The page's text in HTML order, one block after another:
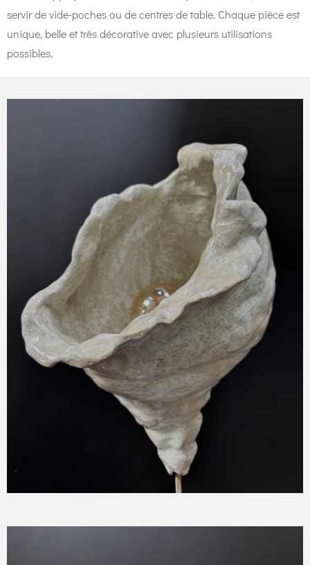
servir de vide-poches ou de centres de table. Chaque pièce est
unique, belle et très décorative avec plusieurs utilisations
possibles.